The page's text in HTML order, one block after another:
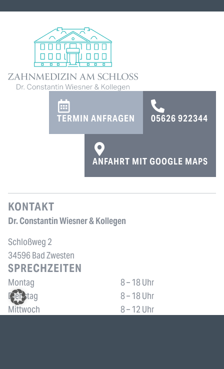
TERMIN ANFRAGEN 05626 922344
ANFAHRT MIT GOOGLE MAPS
KONTAKT
Dr. Constantin Wiesner & Kollegen
Schloßweg 2
34596 Bad Zwesten
SPRECHZEITEN
Montag 8 – 18 Uhr
Dienstag 8 – 18 Uhr
Mittwoch 8 – 12 Uhr